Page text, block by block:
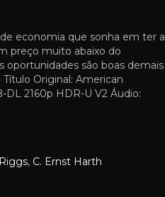
economia que sonha em ter a
preço muito abaixo do
oportunidades são boas demais
Original: American
2160p HDR-U V2 Áudio:
, C. Ernst Harth